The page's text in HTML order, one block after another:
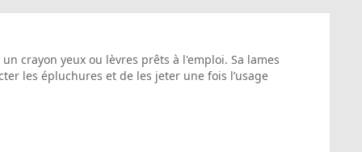
crayon yeux ou lèvres prêts à l'emploi. Sa lames
les épluchures et de les jeter une fois l’usage